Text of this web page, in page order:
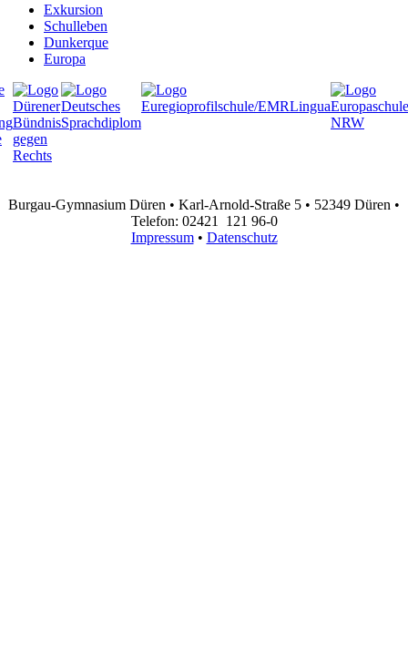
Exkursion
Schulleben
Dunkerque
Europa
Burgau-Gymnasium Düren • Karl-Arnold-Straße 5 • 52349 Düren •
Telefon: 02421 121 96-0
Impressum• Datenschutz